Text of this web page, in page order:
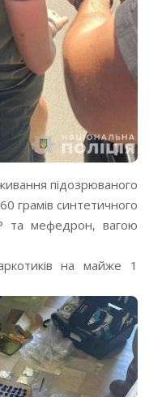
підозрюваного
грамів синтетичного
та мефедрон, вагою
на майже 1